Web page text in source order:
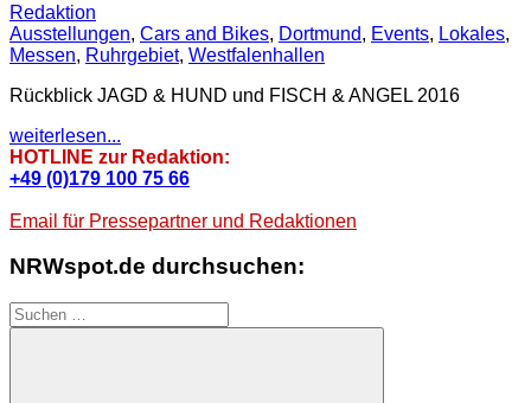
Redaktion
Ausstellungen, Cars and Bikes, Dortmund, Events, Lokales,
Messen, Ruhrgebiet, Westfalenhallen
Rückblick JAGD & HUND und FISCH & ANGEL 2016
weiterlesen...
HOTLINE zur Redaktion:
+49 (0)179 100 75 66
Email für Pressepartner und Redaktionen
NRWspot.de durchsuchen:
Suchen
nach: